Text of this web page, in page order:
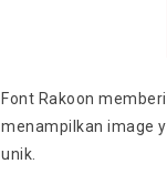
Font Rakoon
menampilkan image
unik.